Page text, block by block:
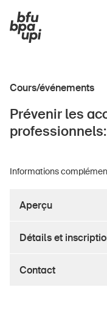
Sport et activité
Maison et jardin
Seniors
Entreprises
Cours/événements
Prévenir les
Informations
Aperçu
Détails et
Contact